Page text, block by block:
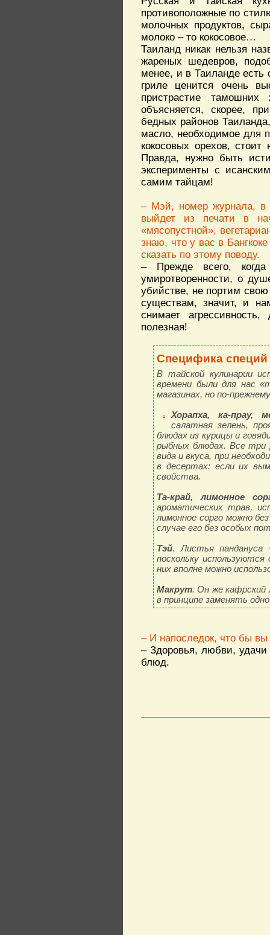
противоположные по
молочных продуктов,
молоко – то кокосовое…
Таиланд никак нельзя
жареных шедевров,
менее, и в Таиланде есть
гриле ценится очень
пристрастие
объясняется, скорее,
бедных районов
масло, необходимое для
кокосовых орехов,
Правда, нужно быть
эксперименты с
самим тайцам!
– Мэй, номер журнала, в
выйдет из печати в
«мясопустной»,
знаю, что у вас в
сказать по этому поводу.
– Прежде всего,
умиротворенности, о
убийстве, не портим
существам, значит, и
снимает
полезная!
Специфика специй
В тайской кулинарии
времени были для нас
магазинах, но по-
Хорапха, ка-прау,
салатная зелень,
блюдах из курицы и
рыбных блюдах. Все три
вида и вкуса, при
в десертах: если их
свойства.
Та-край, лимонное
ароматических трав,
лимонное сорго можно
случае его без особых
Тэй. Листья
поскольку
них вполне можно
Макрут. Он же кафрский
в принципе заменять
– И напоследок, что бы
– Здоровья, любви,
блюд.